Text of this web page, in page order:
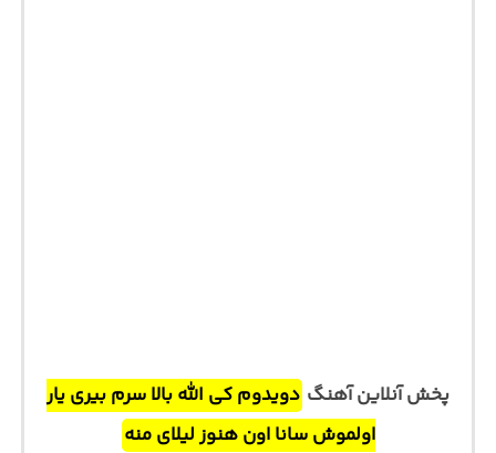
پخش آنلاین آهنگ دویدوم کی الله بالا سرم بیری یار
اولموش سانا اون هنوز لیلای منه